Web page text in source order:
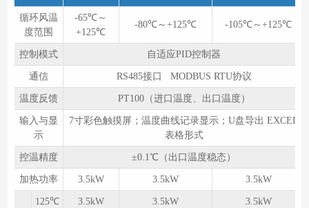
循环风温
度范围
-65℃～
+125℃
-80℃～+125℃ -105℃～+125℃
控制模式 自适应PID控制器
通信 RS485接口 MODBUS RTU协议
温度反馈 PT100（进口温度、出口温度）
输入与显
示
7寸彩色触摸屏；温度曲线记录显示；U盘导出 EXCEL
表格形式
控温精度 ±0.1℃（出口温度稳态）
加热功率 3.5kW 3.5kW 3.5kW
125℃ 3.5kW 3.5kW 3.5kW